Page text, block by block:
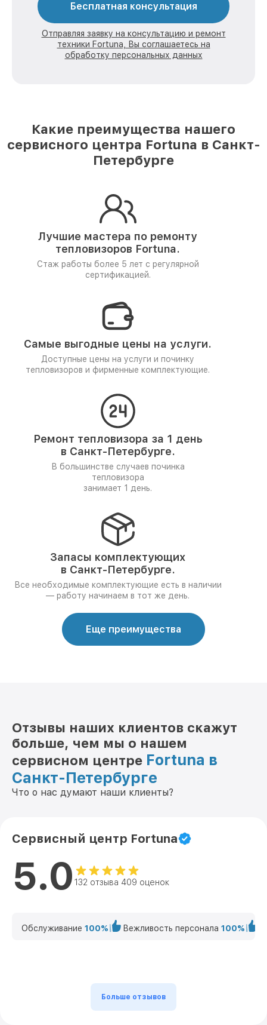
Бесплатная консультация
Отправляя заявку на консультацию и ремонт
техники Fortuna, Вы соглашаетесь на
обработку персональных данных
Какие преимущества нашего
сервисного центра Fortuna в Санкт-
Петербурге
Лучшие мастера по ремонту
тепловизоров Fortuna.
Стаж работы более 5 лет с регулярной
сертификацией.
Самые выгодные цены на услуги.
Доступные цены на услуги и починку
тепловизоров и фирменные комплектующие.
Ремонт тепловизора за 1 день
в Санкт-Петербурге.
В большинстве случаев починка
тепловизора
занимает 1 день.
Запасы комплектующих
в Санкт-Петербурге.
Все необходимые комплектующие есть в наличии
— работу начинаем в тот же день.
Еще преимущества
Отзывы наших клиентов скажут
больше, чем мы о нашем
сервисном центре Fortuna в
Санкт-Петербурге
Что о нас думают наши клиенты?
Сервисный центр Fortuna
5.0 132 отзыва 409 оценок
Обслуживание 100% Вежливость персонала 100%
Больше отзывов